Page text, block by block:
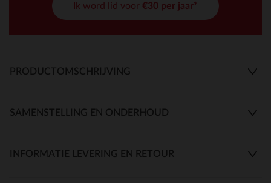
Ik word lid voor €30 per jaar*
PRODUCTOMSCHRIJVING
SAMENSTELLING EN ONDERHOUD
INFORMATIE LEVERING EN RETOUR